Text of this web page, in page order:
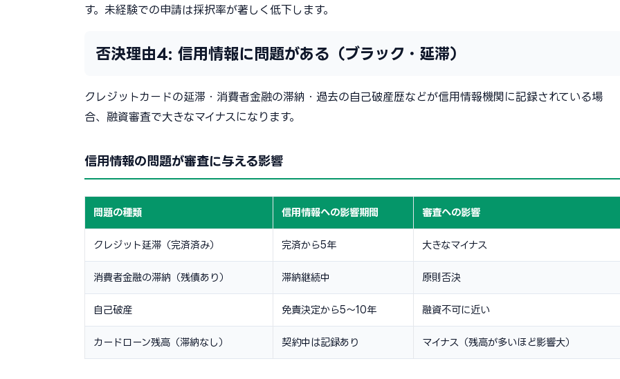
す。未経験での申請は採択率が著しく低下します。
否決理由4: 信用情報に問題がある（ブラック・延滞）
クレジットカードの延滞・消費者金融の滞納・過去の自己破産歴などが信用情報機関に記録されている場
合、融資審査で大きなマイナスになります。
信用情報の問題が審査に与える影響
問題の種類 信用情報への影響期間 審査への影響
クレジット延滞（完済済み） 完済から5年 大きなマイナス
消費者金融の滞納（残債あり） 滞納継続中 原則否決
自己破産 免責決定から5〜10年 融資不可に近い
カードローン残高（滞納なし） 契約中は記録あり マイナス（残高が多いほど影響大）